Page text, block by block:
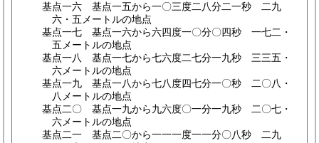
基点一六 基点一五から一〇三度二八分二一秒 二九
六・五メートルの地点
基点一七 基点一六から六四度一〇分〇四秒 一七二・
五メートルの地点
基点一八 基点一七から七六度二七分一九秒 三三五・
六メートルの地点
基点一九 基点一八から七八度四七分一〇秒 二〇八・
八メートルの地点
基点二〇 基点一九から九六度〇一分一九秒 二〇七・
六メートルの地点
基点二一 基点二〇から一一一度一一分〇八秒 二九